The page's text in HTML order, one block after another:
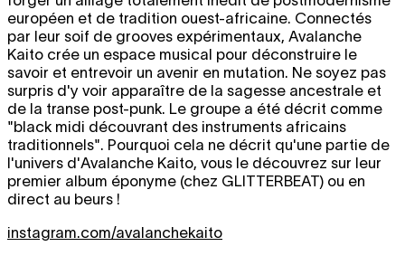
européen et de tradition ouest-africaine. Connectés
par leur soif de grooves expérimentaux, Avalanche
Kaito crée un espace musical pour déconstruire le
savoir et entrevoir un avenir en mutation. Ne soyez pas
surpris d'y voir apparaître de la sagesse ancestrale et
de la transe post-punk. Le groupe a été décrit comme
"black midi découvrant des instruments africains
traditionnels". Pourquoi cela ne décrit qu'une partie de
l'univers d'Avalanche Kaito, vous le découvrez sur leur
premier album éponyme (chez GLITTERBEAT) ou en
direct au beurs !
instagram.com/avalanchekaito